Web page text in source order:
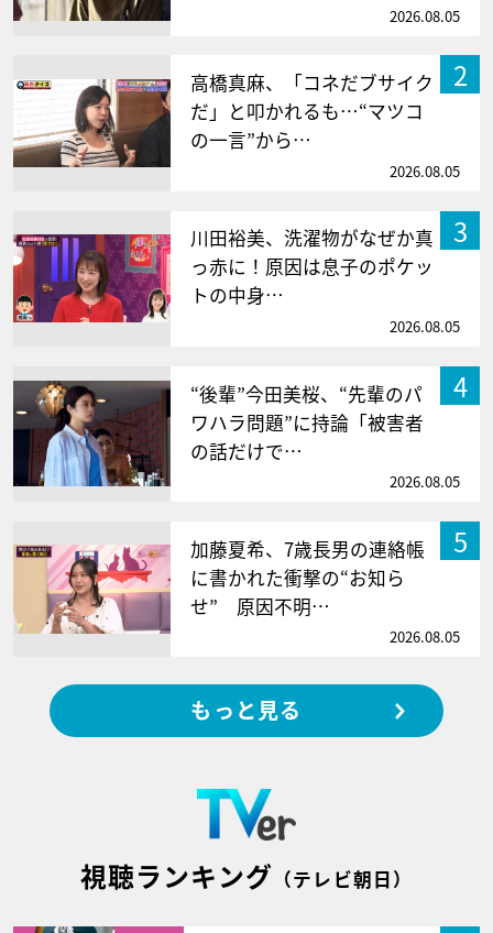
2026.08.05
2
高橋真麻、「コネだブサイク
だ」と叩かれるも…“マツコ
の一言”から…
2026.08.05
3
川田裕美、洗濯物がなぜか真
っ赤に！原因は息子のポケッ
トの中身…
2026.08.05
4
“後輩”今田美桜、“先輩のパ
ワハラ問題”に持論「被害者
の話だけで…
2026.08.05
5
加藤夏希、7歳長男の連絡帳
に書かれた衝撃の“お知ら
せ” 原因不明…
2026.08.05
もっと見る
視聴ランキング （テレビ朝日）